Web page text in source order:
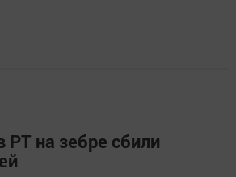
РТ на зебре сбили